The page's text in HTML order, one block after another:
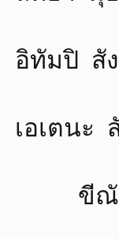
สังเฆ
ะ สัจเ
ราณั